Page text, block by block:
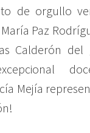
de orgullo
Paz
Calderón
Mejía